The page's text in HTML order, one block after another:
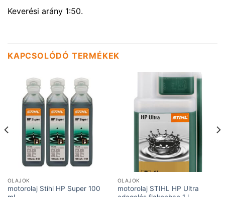
Keverési arány 1:50.
KAPCSOLÓDÓ TERMÉKEK
OLAJOK
motorolaj Stihl HP Super 100
OLAJOK
motorolaj STIHL HP Ultra